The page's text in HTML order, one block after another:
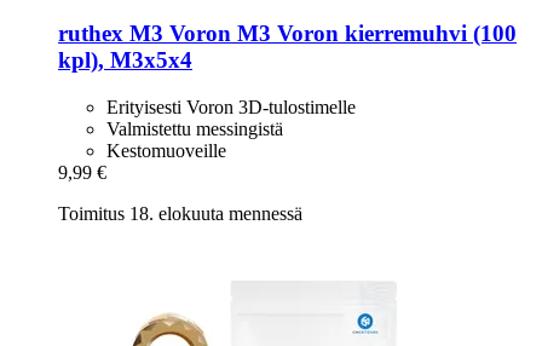
ruthex M3 Voron M3 Voron kierremuhvi (100
kpl), M3x5x4
Erityisesti Voron 3D-tulostimelle
Valmistettu messingistä
Kestomuoveille
9,99 €
Toimitus 18. elokuuta mennessä